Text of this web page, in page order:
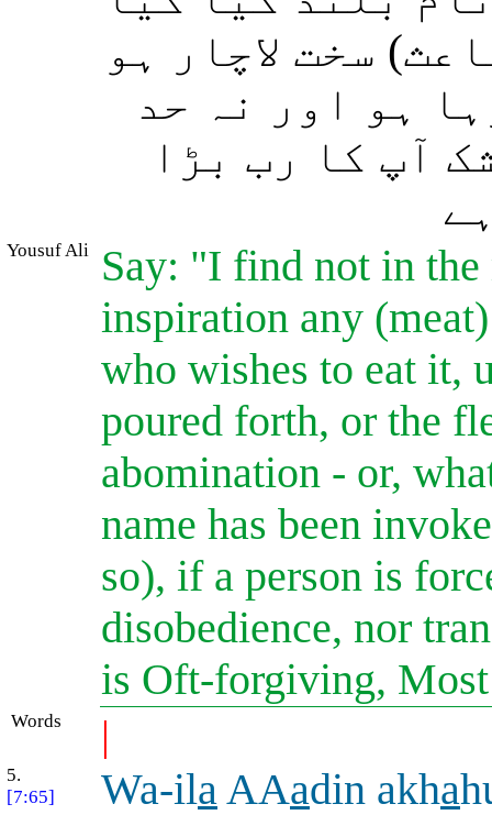
سخت لاچار ہو
ہو اور نہ حد
آپ کا رب بڑا
Yousuf Ali
Say: "I find not in the
inspiration any
who wishes to eat it,
poured forth, or the
abomination - or,
name has been
so), if a person is
disobedience, nor
is Oft-forgiving,
Words |
5.
[7:65]
Wa-ilaAAadin akha